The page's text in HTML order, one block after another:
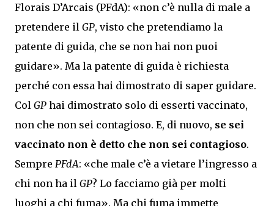
Florais D’Arcais (PFdA): «non c’è nulla di male a
pretendere il GP, visto che pretendiamo la
patente di guida, che se non hai non puoi
guidare». Ma la patente di guida è richiesta
perché con essa hai dimostrato di saper guidare.
Col GP hai dimostrato solo di esserti vaccinato,
non che non sei contagioso. E, di nuovo, se sei
vaccinato non è detto che non sei contagioso.
Sempre PFdA: «che male c’è a vietare l’ingresso a
chi non ha il GP? Lo facciamo già per molti
luoghi a chi fuma». Ma chi fuma immette